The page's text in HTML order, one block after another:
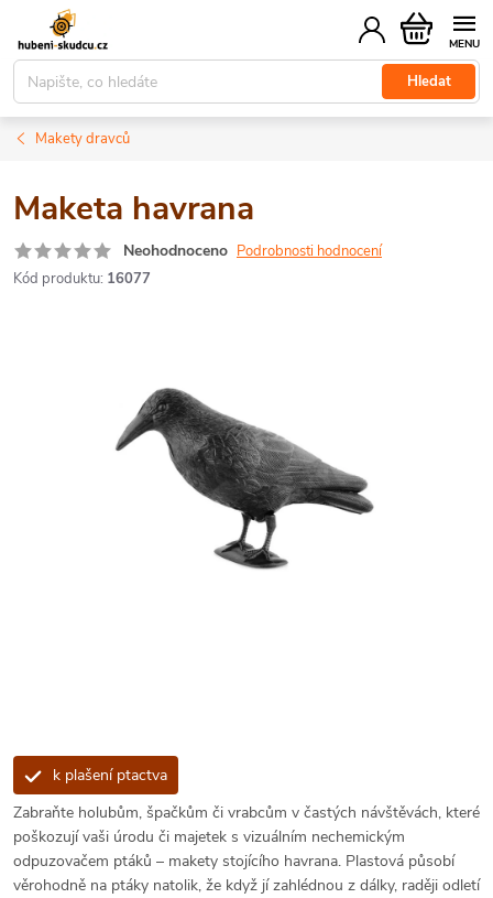
obsah
Hledat
Nákupní
košík
Makety dravců
Maketa havrana
Neohodnoceno Podrobnosti hodnocení
Kód produktu: 16077
k plašení ptactva
Zabraňte holubům, špačkům či vrabcům v častých návštěvách, které
poškozují vaši úrodu či majetek s vizuálním nechemickým
odpuzovačem ptáků – makety stojícího havrana. Plastová působí
věrohodně na ptáky natolik, že když jí zahlédnou z dálky, raději odletí